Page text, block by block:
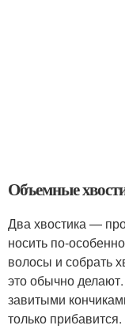
Объемные
Два хвостика —
носить по-
волосы и собрать
это обычно
завитыми
только прибавится.